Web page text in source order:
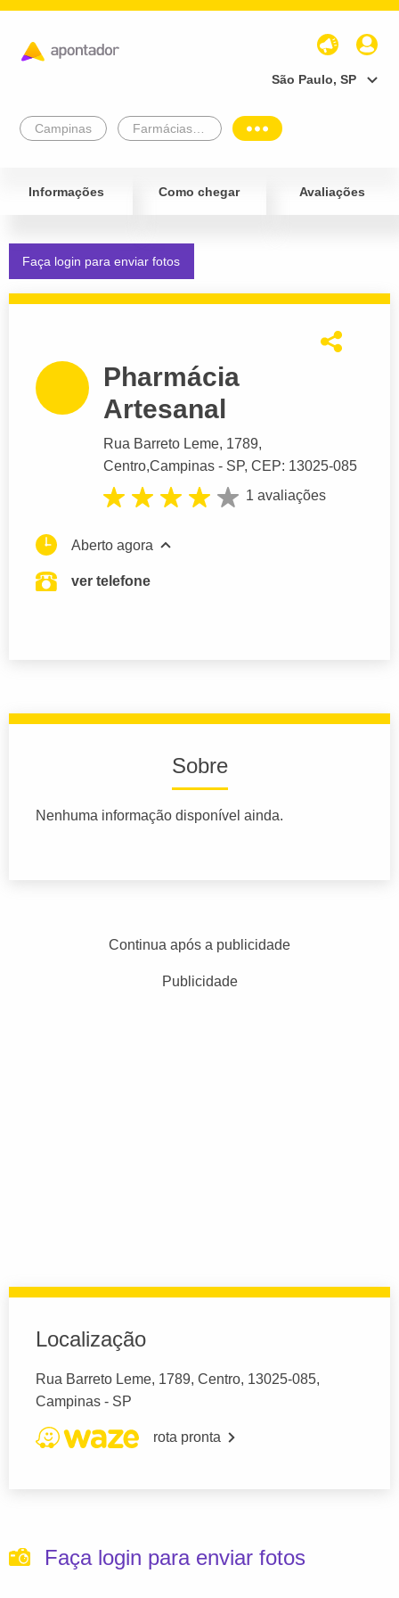
São Paulo, SP
Campinas
Informações Como chegar Avaliações
Faça login para enviar fotos
Pharmácia
Artesanal
Rua Barreto Leme, 1789,
Centro,Campinas - SP, CEP: 13025-085
1 avaliações
Aberto agora
ver telefone
Sobre
Nenhuma informação disponível ainda.
Continua após a publicidade
Publicidade
Localização
Rua Barreto Leme, 1789, Centro, 13025-085,
Campinas - SP
rota pronta
Faça login para enviar fotos